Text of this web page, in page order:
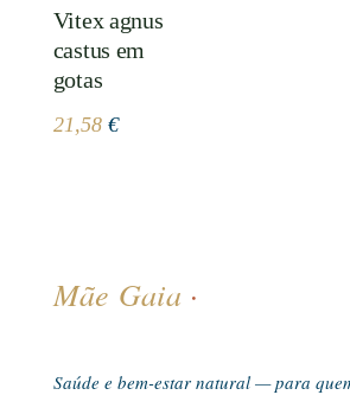
Vitex agnus
castus em
gotas
21,58 €
Mãe Gaia ·
Saúde e bem-estar natural — para